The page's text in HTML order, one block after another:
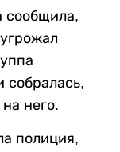
сообщила,
собралась,
него.
полиция,